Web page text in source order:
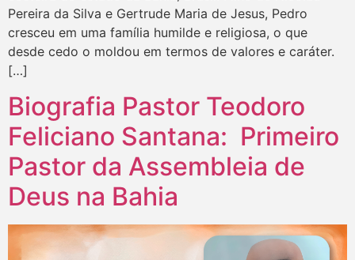
Pereira da Silva e Gertrude Maria de Jesus, Pedro
cresceu em uma família humilde e religiosa, o que
desde cedo o moldou em termos de valores e caráter.
[…]
Biografia Pastor Teodoro
Feliciano Santana: Primeiro
Pastor da Assembleia de
Deus na Bahia